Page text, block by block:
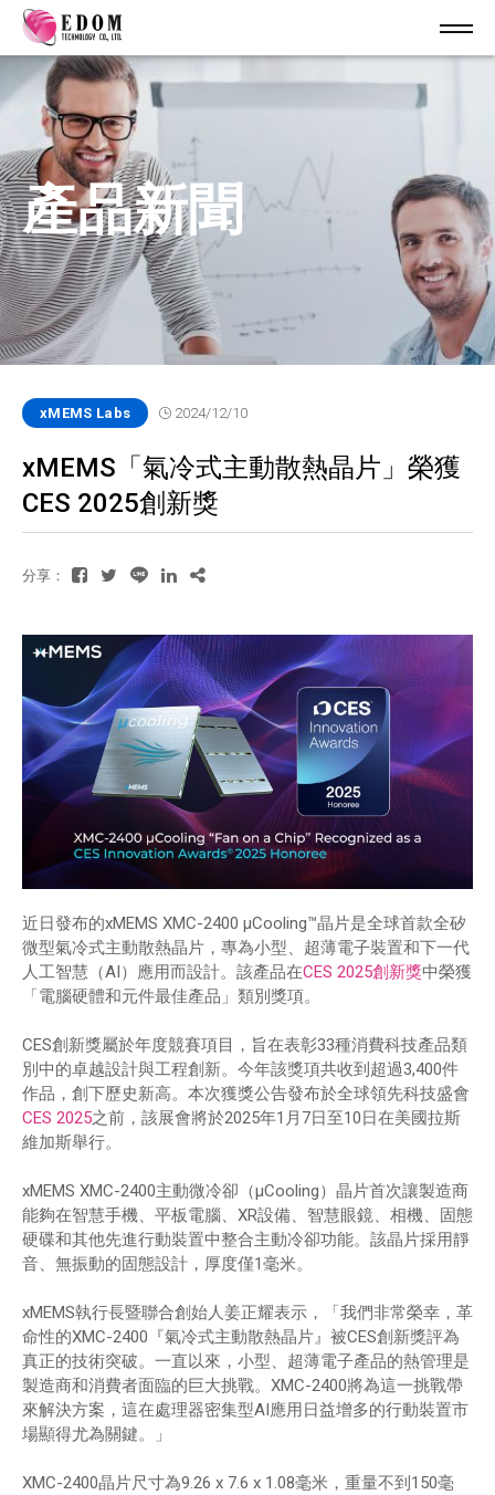
產品新聞
xMEMS Labs 2024/12/10
xMEMS「氣冷式主動散熱晶片」榮獲
CES 2025創新獎
分享：
近日發布的xMEMS XMC-2400 µCooling™晶片是全球首款全矽
微型氣冷式主動散熱晶片，專為小型、超薄電子裝置和下一代
人工智慧（AI）應用而設計。該產品在CES 2025創新獎中榮獲
「電腦硬體和元件最佳產品」類別獎項。
CES創新獎屬於年度競賽項目，旨在表彰33種消費科技產品類
別中的卓越設計與工程創新。今年該獎項共收到超過3,400件
作品，創下歷史新高。本次獲獎公告發布於全球領先科技盛會
CES 2025之前，該展會將於2025年1月7日至10日在美國拉斯
維加斯舉行。
xMEMS XMC-2400主動微冷卻（µCooling）晶片首次讓製造商
能夠在智慧手機、平板電腦、XR設備、智慧眼鏡、相機、固態
硬碟和其他先進行動裝置中整合主動冷卻功能。該晶片採用靜
音、無振動的固態設計，厚度僅1毫米。
xMEMS執行長暨聯合創始人姜正耀表示，「我們非常榮幸，革
命性的XMC-2400『氣冷式主動散熱晶片』被CES創新獎評為
真正的技術突破。一直以來，小型、超薄電子產品的熱管理是
製造商和消費者面臨的巨大挑戰。XMC-2400將為這一挑戰帶
來解決方案，這在處理器密集型AI應用日益增多的行動裝置市
場顯得尤為關鍵。」
XMC-2400晶片尺寸為9.26 x 7.6 x 1.08毫米，重量不到150毫